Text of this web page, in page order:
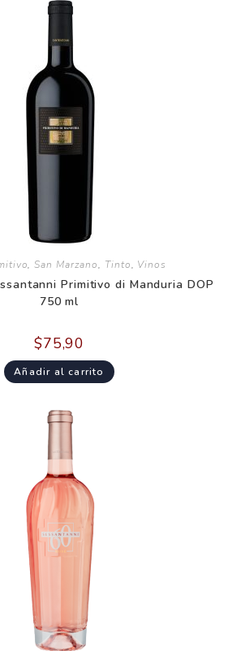
,San Marzano, Tinto, Vinos
Primitivo di Manduria DOP
750 ml
$75,90
Añadir al carrito